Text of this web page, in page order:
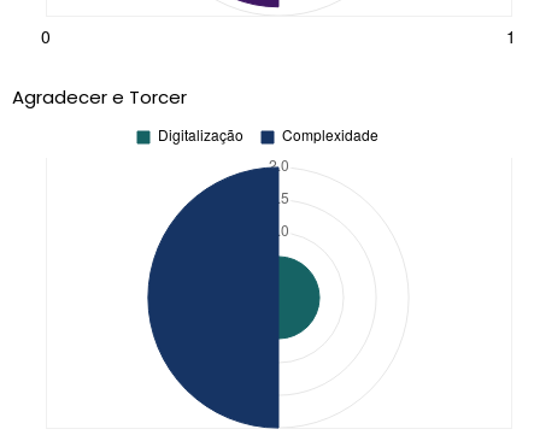
Agradecer e Torcer